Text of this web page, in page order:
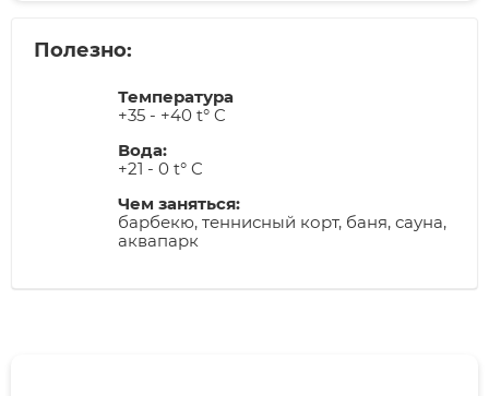
Полезно:
Температура
+35 - +40 t° C
Вода:
+21 - 0 t° C
Чем заняться:
барбекю, теннисный корт, баня, сауна,
аквапарк